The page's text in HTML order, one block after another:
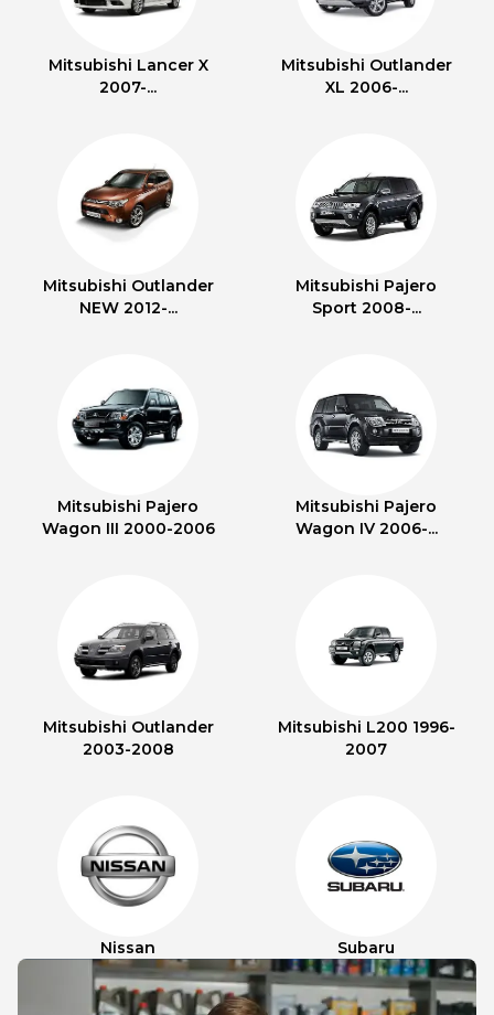
Mitsubishi Lancer X
2007-...
Mitsubishi Outlander
XL 2006-...
Mitsubishi Outlander
NEW 2012-...
Mitsubishi Pajero
Sport 2008-...
Mitsubishi Pajero
Wagon III 2000-2006
Mitsubishi Pajero
Wagon IV 2006-...
Mitsubishi Outlander
2003-2008
Mitsubishi L200 1996-
2007
Nissan Subaru